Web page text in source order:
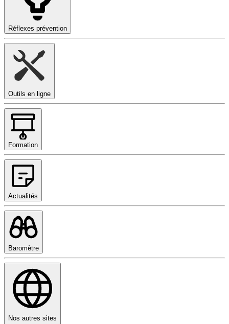
Réflexes prévention
Outils en ligne
Formation
Actualités
Baromètre
Nos autres sites